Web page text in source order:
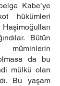
Kabe’ye
hükümleri
Bütün
müminlerin
da bu
mülkü olan
Bu yaşam